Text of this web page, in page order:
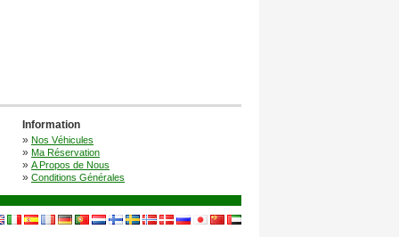
Information
» Nos Véhicules
» Ma Réservation
» A Propos de Nous
» Conditions Générales